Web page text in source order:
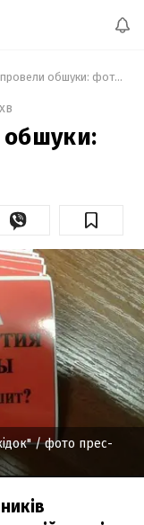
У компартії провели обшуки: фото "знахідок"
обшуки:
/ фото прес-